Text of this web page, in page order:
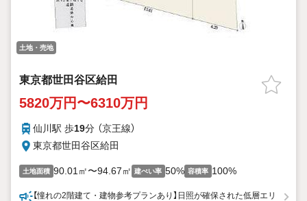
土地・売地
東京都世田谷区給田
5820万円〜6310万円
仙川駅 歩19分 （京王線）
東京都世田谷区給田
土地面積 90.01㎡〜94.67㎡ 建ぺい率 50% 容積率 100%
【憧れの2階建て・建物参考プランあり】日照が確保された低層エリ